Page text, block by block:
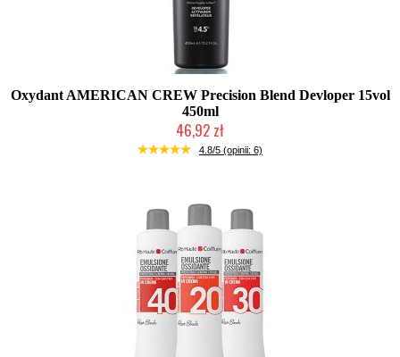
Oxydant AMERICAN CREW Precision Blend Devloper 15vol
450ml
46,92 zł
Duża ilość (wysyłka w 24h)
4.8/5 (opinii: 6)